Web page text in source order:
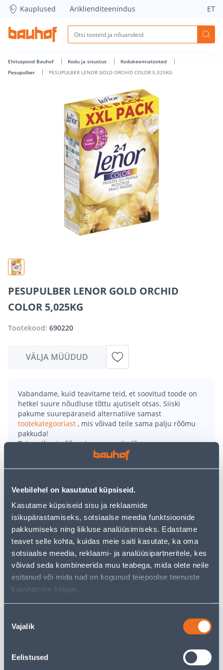
Veebilehel on kasutatud küpsiseid.
Kasutame küpsiseid sisu ja reklaamide
isikupärastamiseks, sotsiaalse meedia funktsioonide
pakkumiseks ning liikluse analüüsimiseks. Edastame
teavet selle kohta, kuidas meie saiti kasutate, ka oma
sotsiaalse meedia, reklaami- ja analüüsipartneritele, kes
võivad seda kombineerida muu teabega, mida olete neile
esitanud või mida nad on kogunud teiepoolse teenuste
kasutamise käigus.
valik
Vajalik
Eelistused
PESUPULBER LENOR GOLD ORCHID COLOR 5,025KG -
Kauplused Äriklienditeenindus ET
Ehituspood Bauhof Kodu ja sisustus
Kodukeemiatooted
Pesupulber
PESUPULBER LENOR GOLD ORCHID COLOR 5,025KG
PESUPULBER LENOR GOLD ORCHID
COLOR 5,025KG
Tootekood: 690220
VÄLJA MÜÜDUD
Vabandame, kuid teavitame teid, et soovitud toode on
hetkel suure nõudluse tõttu ajutiselt otsas. Siiski
pakume suurepäraseid alternatiive samast
tootekategooriast , mis võivad teile sama palju rõõmu
pakkuda!
Teie ostlemisrõõm ei pea aga siin lõppema - oma
uurimistööd saate jätkata, naastes
kasutades meie võimsat otsingufunktsiooni, et leida
• Pesupulber.
• Jagub 26 pesukorraks.
• Pakendi kogus 5,025 kg.
• 14-päevane tagastusõigus.
Sarnased tooted
240L 5TK
.52 €